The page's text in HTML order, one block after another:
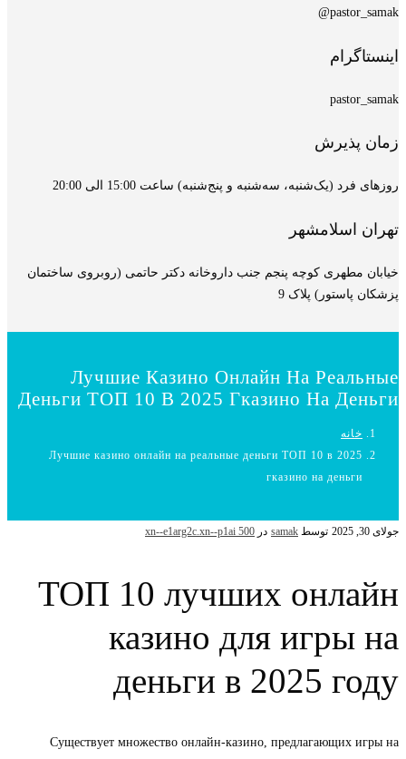
pastor_samak@
اینستاگرام
pastor_samak
زمان پذیرش
روزهای فرد (یک‌شنبه، سه‌شنبه و پنج‌شنبه) ساعت 15:00 الی 20:00
تهران اسلامشهر
خیابان مطهری کوچه پنجم جنب داروخانه دکتر حاتمی (روبروی ساختمان
پزشکان پاستور) پلاک 9
Лучшие Казино Онлайн На Реальные
Деньги ТОП 10 В 2025 Гказино На Деньги
خانه
Лучшие казино онлайн на реальные деньги ТОП 10 в 2025
гказино на деньги
جولای 30, 2025 توسط samak در xn--e1arg2c.xn--p1ai 500
ТОП 10 лучших онлайн
казино для игры на
деньги в 2025 году
Существует множество онлайн-казино, предлагающих игры на